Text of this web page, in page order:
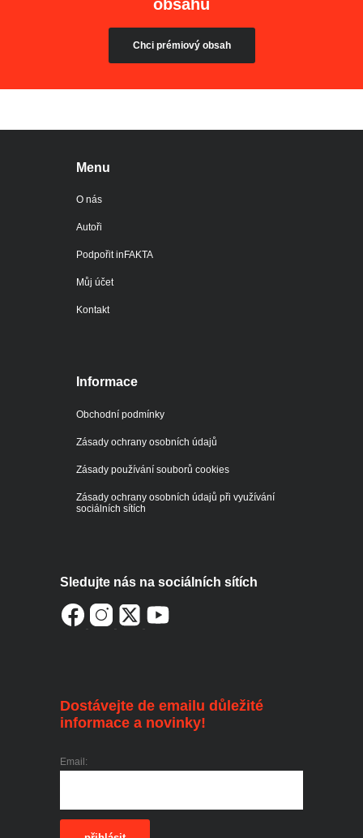
obsahu
Chci prémiový obsah
Menu
O nás
Autoři
Podpořit inFAKTA
Můj účet
Kontakt
Informace
Obchodní podmínky
Zásady ochrany osobních údajů
Zásady používání souborů cookies
Zásady ochrany osobních údajů při využívání
sociálních sítích
Sledujte nás na sociálních sítích
Dostávejte de emailu důležité
informace a novinky!
Email: